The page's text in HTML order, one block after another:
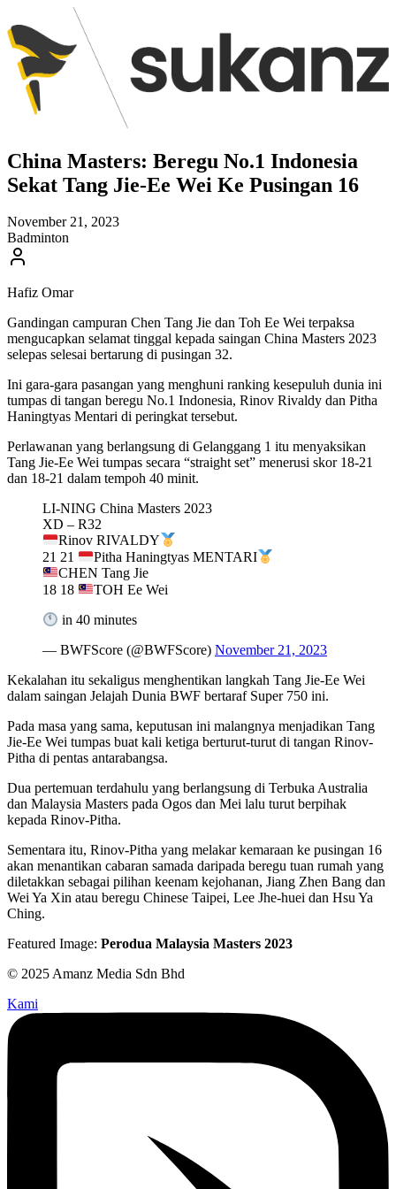
China Masters: Beregu No.1 Indonesia
Sekat Tang Jie-Ee Wei Ke Pusingan 16
November 21, 2023
Badminton
Hafiz Omar
Gandingan campuran Chen Tang Jie dan Toh Ee Wei terpaksa
mengucapkan selamat tinggal kepada saingan China Masters 2023
selepas selesai bertarung di pusingan 32.
Ini gara-gara pasangan yang menghuni ranking kesepuluh dunia ini
tumpas di tangan beregu No.1 Indonesia, Rinov Rivaldy dan Pitha
Haningtyas Mentari di peringkat tersebut.
Perlawanan yang berlangsung di Gelanggang 1 itu menyaksikan
Tang Jie-Ee Wei tumpas secara “straight set” menerusi skor 18-21
dan 18-21 dalam tempoh 40 minit.
LI-NING China Masters 2023
XD – R32
Rinov RIVALDY
21 21
Pitha Haningtyas MENTARI
CHEN Tang Jie
18 18
TOH Ee Wei
in 40 minutes
— BWFScore (@BWFScore) November 21, 2023
Kekalahan itu sekaligus menghentikan langkah Tang Jie-Ee Wei
dalam saingan Jelajah Dunia BWF bertaraf Super 750 ini.
Pada masa yang sama, keputusan ini malangnya menjadikan Tang
Jie-Ee Wei tumpas buat kali ketiga berturut-turut di tangan Rinov-
Pitha di pentas antarabangsa.
Dua pertemuan terdahulu yang berlangsung di Terbuka Australia
dan Malaysia Masters pada Ogos dan Mei lalu turut berpihak
kepada Rinov-Pitha.
Sementara itu, Rinov-Pitha yang melakar kemaraan ke pusingan 16
akan menantikan cabaran samada daripada beregu tuan rumah yang
diletakkan sebagai pilihan keenam kejohanan, Jiang Zhen Bang dan
Wei Ya Xin atau beregu Chinese Taipei, Lee Jhe-huei dan Hsu Ya
Ching.
Featured Image: Perodua Malaysia Masters 2023
© 2025 Amanz Media Sdn Bhd
Kami